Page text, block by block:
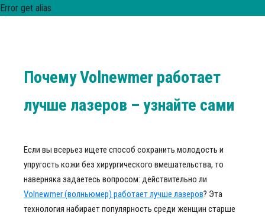
Error get alias
Почему Volnewmer работает
лучше лазеров – узнайте сами
Если вы всерьез ищете способ сохранить молодость и
упругость кожи без хирургического вмешательства, то
наверняка задаетесь вопросом: действительно ли
Volnewmer (волньюмер) работает лучше лазеров? Эта
технология набирает популярность среди женщин старше